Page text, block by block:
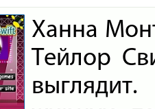
Ханна
Тейлор